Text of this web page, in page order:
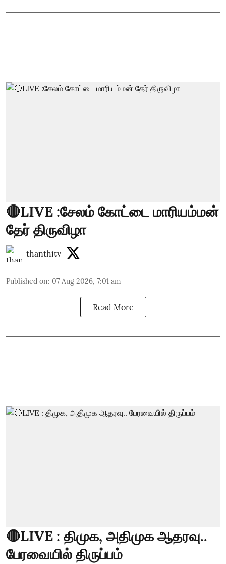
🔴LIVE :சேலம் கோட்டை மாரியம்மன்
தேர் திருவிழா
thanthitv
Published on: 07 Aug 2026, 7:01 am
Read More
🔴LIVE : திமுக, அதிமுக ஆதரவு..
பேரவையில் திருப்பம்